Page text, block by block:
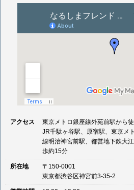
アクセス
東京メトロ銀座線外苑前駅から
JR千駄ヶ谷駅、原宿駅、東京メ
線明治神宮前駅、都営地下鉄大
歩約15分
所在地
〒150-0001
東京都渋谷区神宮前3-35-2